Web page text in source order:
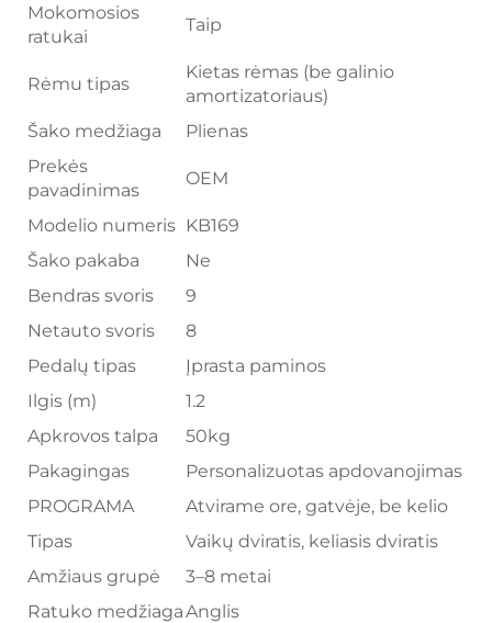
Mokomosios
ratukai
Taip
Rėmu tipas
Kietas rėmas (be galinio
amortizatoriaus)
Šako medžiaga
Plienas
Prekės
pavadinimas
OEM
Modelio numeris KB169
Šako pakaba
Ne
Bendras svoris
9
Netauto svoris
8
Pedalų tipas
Įprasta paminos
Ilgis (m)
1.2
Apkrovos talpa
50kg
Pakagingas
Personalizuotas apdovanojimas
PROGRAMA
Atvirame ore, gatvėje, be kelio
Tipas
Vaikų dviratis, keliasis dviratis
Amžiaus grupė
3–8 metai
Ratuko medžiagaAnglis